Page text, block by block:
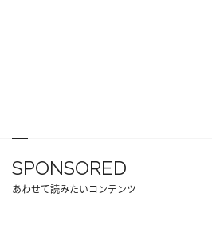
SPONSORED
あわせて読みたいコンテンツ